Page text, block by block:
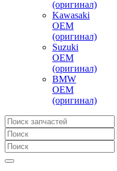
(оригинал)
Kawasaki
OEM
(оригинал)
Suzuki
OEM
(оригинал)
BMW
OEM
(оригинал)